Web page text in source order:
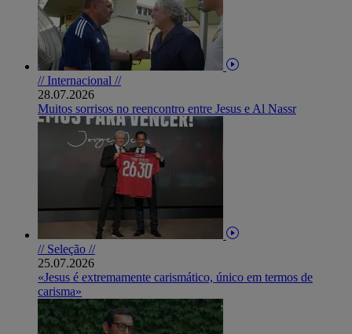
// Internacional //
28.07.2026
Muitos sorrisos no reencontro entre Jesus e Al Nassr
// Seleção //
25.07.2026
«Jesus é extremamente carismático, único em termos de
carisma»